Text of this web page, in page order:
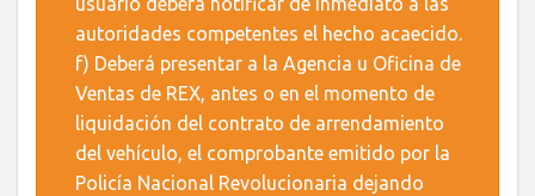
autoridades competentes el hecho acaecido.
f) Deberá presentar a la Agencia u Oficina de
Ventas de REX, antes o en el momento de
liquidación del contrato de arrendamiento
del vehículo, el comprobante emitido por la
Policía Nacional Revolucionaria dejando